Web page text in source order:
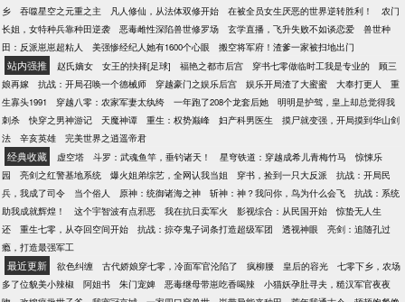
乡
吞噬星空之元重之主 凡人修仙，从法体双修开始 在被全员女生厌恶的世界逆转胜利！
农门
长姐，女特种兵靠种田逆袭
恶毒雌性深陷兽世修罗场 玄学直播，飞升失败不如谈恋爱
兽世种
田：反派崽崽超粘人
美强惨经纪人她有1600个心眼 搬空将军府！渣爹一家被扫地出门
站内强推 赵氏嫡女 女王的抉择[足球] 福艳之都市后宫 穿书七零做临时工我是专业的
顾三
娘再嫁
抗战：开局召唤一个德械师 穿越豪门之娱乐后宫 娱乐开局渣了大蜜蜜 大奉打更人
重
生寡头1991
穿越八零：农家军妻太纨绔 一年跑了208个龙套后她
明明是护驾，皇上却总觉得我
刺杀
快穿之男神游记 天魔神谭 重生：权势巅峰 妇产科男医生
摸尸就变强，开局摸到华山剑
法
辛亥英雄 完美世界之逍遥帝君
经典收藏 虚空塔 斗罗：武魂鱼竿，垂钓诸天！ 星穹铁道：穿越成希儿青梅竹马
惊悚乐
园
亮剑之红警基地系统 爆火姐弟综艺，全网认我当姐 穿书，捡到一只大反派
抗战：开局民
兵，我成了司令
当个俗人 原神：统御诸海之神 斩神：神？我问你，鸟为什么会飞
抗战：系统
助我成就辉煌！
这个宇智波有点邪恶 我在抗日卖军火 影视综合：从民国开始
惊蛰无人生
还
重生七零，从夺回空间开始 抗战：掠夺鬼子词条打造超级军团 透视神眼
亮剑：追随孔过
瘾，打造最强军工
最近更新 欲色纠缠 古代娇娘穿七零，冷面军官沦陷了 疯柳腰 皇后的容光
七零下乡，农场
多了位貌美小辣椒
阿姐书 朱门宠婢 恶毒继母带崽吃香喝辣
小猫妖孕肚寻夫，糙汉军官夜夜